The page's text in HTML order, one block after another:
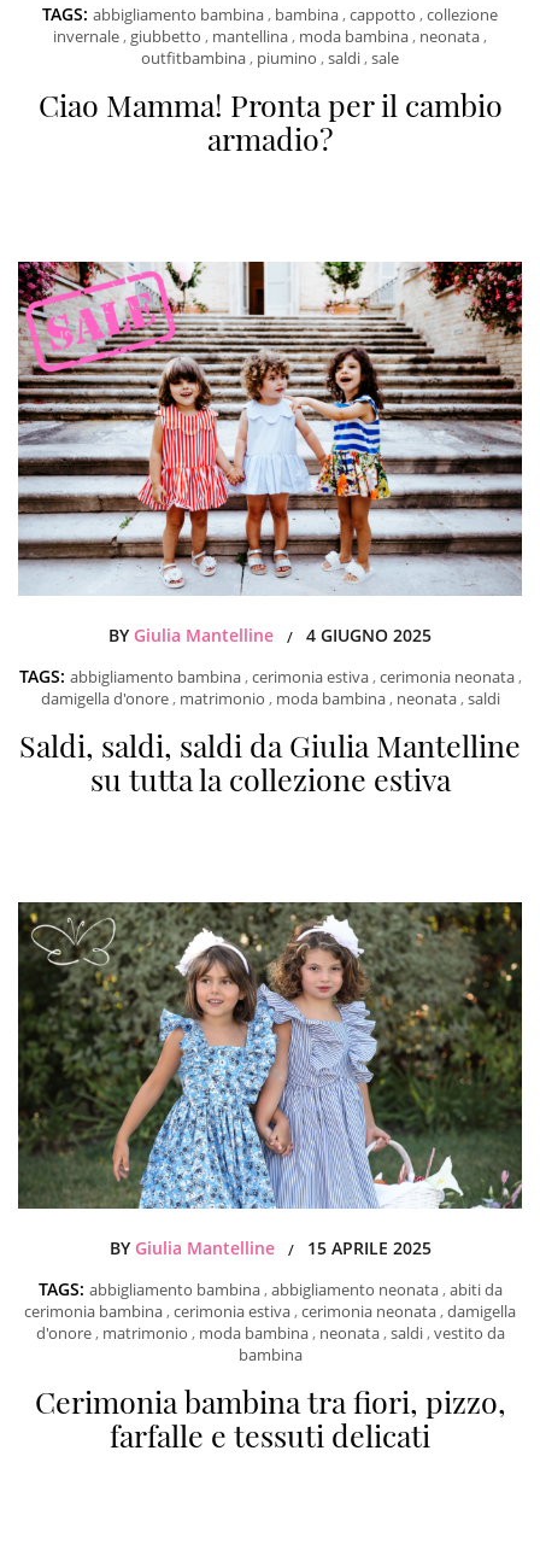
TAGS: abbigliamento bambina, bambina,cappotto ,collezione
invernale, giubbetto , mantellina, moda bambina, neonata,
outfitbambina, piumino ,saldi,sale
Ciao Mamma! Pronta per il cambio
armadio?
BY Giulia Mantelline /
4 GIUGNO 2025
TAGS: abbigliamento bambina,cerimonia estiva,cerimonia neonata,
damigella d'onore, matrimonio , moda bambina, neonata,saldi
Saldi, saldi, saldi da Giulia Mantelline
su tutta la collezione estiva
BY Giulia Mantelline /
15 APRILE 2025
TAGS: abbigliamento bambina,abbigliamento neonata,abiti da
cerimonia bambina ,cerimonia estiva ,cerimonia neonata ,damigella
d'onore, matrimonio , moda bambina, neonata,saldi,vestito da
bambina
Cerimonia bambina tra fiori, pizzo,
farfalle e tessuti delicati